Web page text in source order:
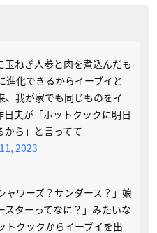
ねぎ人参と肉を煮込んだも
進化できるからイーブイと
、我が家でも同じものをイ
夫が「ホットクックに明日
から」と言ってて
2023
ワーズ？サンダース？」娘
スターってなに？」みたいな
トクックからイーブイを出